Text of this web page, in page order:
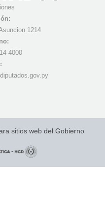
1214
14 4000
sitios web del Gobierno